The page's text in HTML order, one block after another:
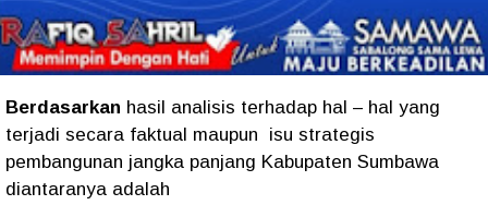
Berdasarkan hasil analisis terhadap hal – hal yang
terjadi secara faktual maupun isu strategis
pembangunan jangka panjang Kabupaten Sumbawa
diantaranya adalah